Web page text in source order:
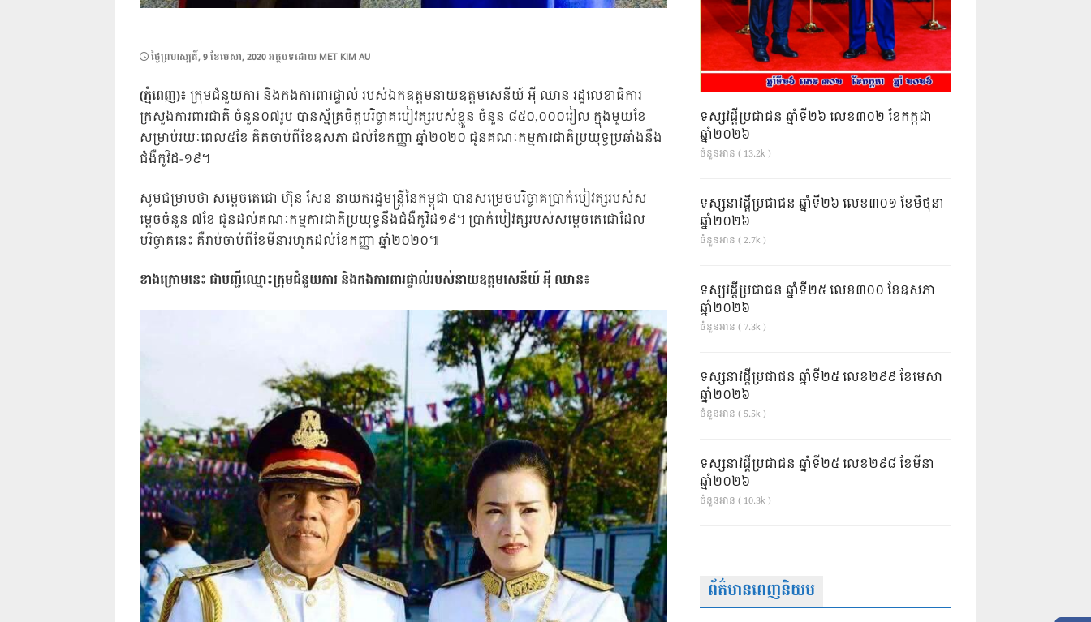
POSTED
ថ្ងៃ​ព្រហស្បតិ៍, 9 ខែ​មេសា, 2020អត្ថបទដោយ MET KIM AU
(ភ្នំពេញ)៖ក្រុមជំនួយការ និងកងការពារផ្ទាល់ របស់ឯកឧត្តមនាយឧត្តមសេនីយ៍ អុី ឈាន រដ្ឋលេខាធិការ
ក្រសួងការពារជាតិ ចំនួន០៧រូប បានស្ម័គ្រចិត្តបរិច្ចាគបៀវត្សរបស់ខ្លួន ចំនួន ៨៥០,០០០រៀល ក្នុងមួយខែ
សម្រាប់រយៈពេល៥ខែ គិតចាប់ពីខែឧសភា ដល់ខែកញ្ញា ឆ្នាំ២០២០ ជូនគណៈកម្មការជាតិប្រយុទ្ធប្រឆាំងនឹង
ជំងឺកូវីដ-១៩។
សូមជម្រាបថា សម្តេចតេជោ ហ៊ុន សែន នាយករដ្ឋមន្រ្តីនៃកម្ពុជា បានសម្រេចបរិច្ចាគប្រាក់បៀវត្សរបស់ស
ម្តេចចំនួន ៧ខែ ជូនដល់គណៈកម្មការជាតិប្រយុទ្ធនឹងជំងឺកូវីដ១៩។ ប្រាក់បៀវត្សរបស់សម្តេចតេជោដែល
បរិច្ចាគនេះ គឺរាប់ចាប់ពីខែមីនារហូតដល់ខែកញ្ញា ឆ្នាំ២០២០៕
ខាងក្រោមនេះ ជាបញ្ជីឈ្មោះក្រុមជំនួយការ និងកងការពារផ្ទាល់របស់នាយឧត្តមសេនីយ៍ អុី ឈាន៖
ទស្សវដ្តីប្រជាជន ឆ្នាំទី២៦ លេខ៣០២ ខែកក្កដា
ឆ្នាំ២០២៦
ចំនួនអាន ( 13.2k )
ទស្សនាវដ្ដីប្រជាជន ឆ្នាំទី២៦ លេខ៣០១ ខែមិថុនា
ឆ្នាំ២០២៦
ចំនួនអាន ( 2.7k )
ទស្សវដ្តីប្រជាជន ឆ្នាំទី២៥ លេខ៣០០ ខែឧសភា
ឆ្នាំ២០២៦
ចំនួនអាន ( 7.3k )
ទស្សនាវដ្ដីប្រជាជន ឆ្នាំទី២៥ លេខ២៩៩ ខែមេសា
ឆ្នាំ២០២៦
ចំនួនអាន ( 5.5k )
ទស្សនាវដ្ដីប្រជាជន ឆ្នាំទី២៥ លេខ២៩៨ ខែមីនា
ឆ្នាំ២០២៦
ចំនួនអាន ( 10.3k )
ព័ត៌មានពេញនិយម